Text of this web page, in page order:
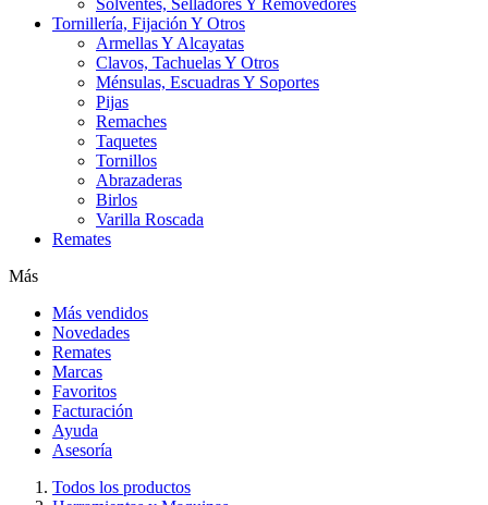
Solventes, Selladores Y Removedores
Tornillería, Fijación Y Otros
Armellas Y Alcayatas
Clavos, Tachuelas Y Otros
Ménsulas, Escuadras Y Soportes
Pijas
Remaches
Taquetes
Tornillos
Abrazaderas
Birlos
Varilla Roscada
Remates
Más
Más vendidos
Novedades
Remates
Marcas
Favoritos
Facturación
Ayuda
Asesoría
Todos los productos